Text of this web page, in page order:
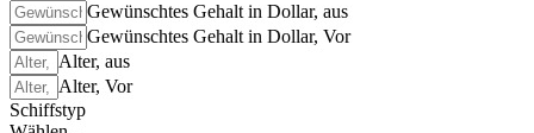
Gewünschtes Gehalt in Dollar, aus
Gewünschtes Gehalt in Dollar, Vor
Alter, aus
Alter, Vor
Schiffstyp